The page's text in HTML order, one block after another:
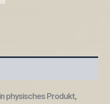
physisches Produkt,